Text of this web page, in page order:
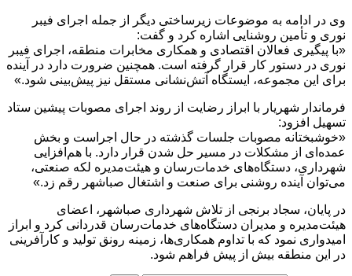
وی در ادامه به موضوعات زیرساختی دیگر از جمله اجرای فیبر
نوری و تأمین روشنایی اشاره کرد و گفت:
«با پیگیری فعالان اقتصادی و همکاری مخابرات منطقه، اجرای فیبر
نوری در دستور کار قرار گرفته است. همچنین ضرورت دارد در آینده
برای این مجموعه، ایستگاه آتش‌نشانی مستقل نیز پیش‌بینی شود.»
فرماندار شهریار با ابراز رضایت از روند اجرای مصوبات پیشین ستاد
تسهیل افزود:
«خوشبختانه مصوبات جلسات گذشته در حال اجراست و بخش
عمده‌ای از مشکلات در مسیر حل شدن قرار دارد. با هم‌افزایی
شهرداری، دستگاه‌های خدمات‌رسان و هیئت‌مدیره لکه صنعتی،
می‌توان آینده روشنی برای صنعت و اشتغال صباشهر رقم زد.»
در پایان، سجاد برنجی از تلاش شهرداری صباشهر، اعضای
هیئت‌مدیره و مدیران دستگاه‌های خدمات‌رسان قدردانی کرد و ابراز
امیدواری نمود که با تداوم همکاری‌ها، زمینه رونق تولید و کارآفرینی
در این منطقه بیش از پیش فراهم شود.